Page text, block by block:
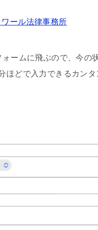
ワール法律事務所
ームに飛ぶので、今の
ほどで入力できるカン